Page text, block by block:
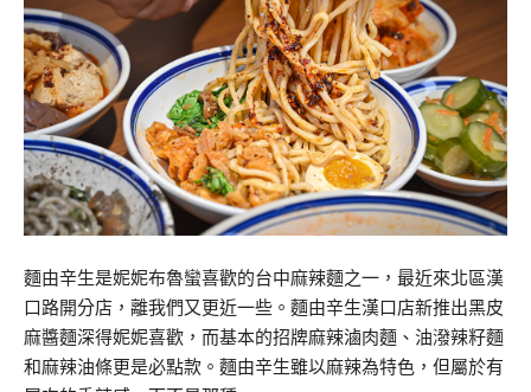
麵由辛生是妮妮布魯蠻喜歡的台中麻辣麵之一，最近來北區漢
口路開分店，離我們又更近一些。麵由辛生漢口店新推出黑皮
麻醬麵深得妮妮喜歡，而基本的招牌麻辣滷肉麵、油潑辣籽麵
和麻辣油條更是必點款。麵由辛生雖以麻辣為特色，但屬於有